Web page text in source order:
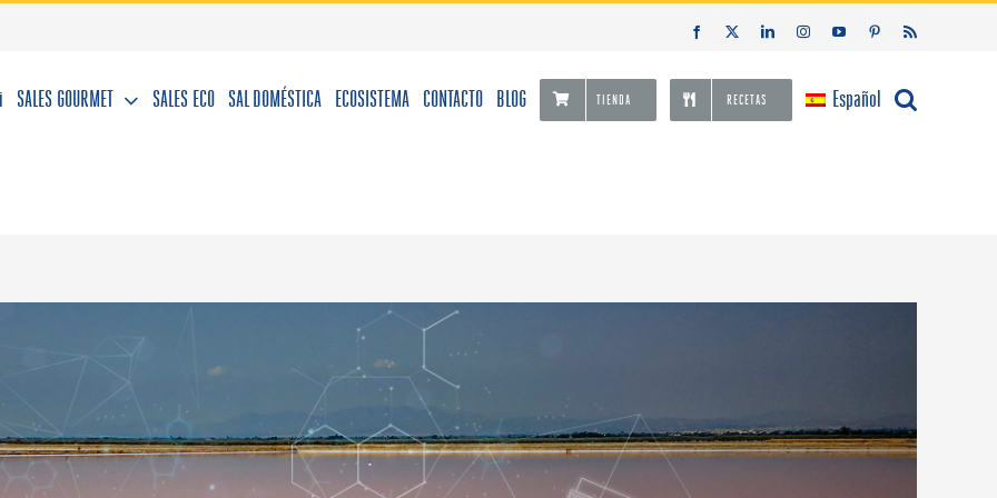
Facebook LinkedInInstagramYouTubePinterestRss
SALES GOURMET SALES ECO SAL DOMÉSTICA ECOSISTEMA CONTACTO BLOG TIENDA RECETAS Español